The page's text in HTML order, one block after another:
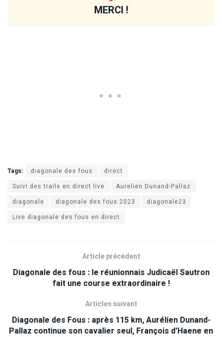
MERCI !
Tags: diagonale des fous
direct
Suivi des trails en direct live
Aurelien Dunand-Pallaz
diagonale
diagonale des fous 2023
diagonale23
Live diagonale des fous en direct
Article précédent
Diagonale des fous : le réunionnais Judicaël Sautron
fait une course extraordinaire !
Articles suivant
Diagonale des Fous : après 115 km, Aurélien Dunand-
Pallaz continue son cavalier seul, François d’Haene en